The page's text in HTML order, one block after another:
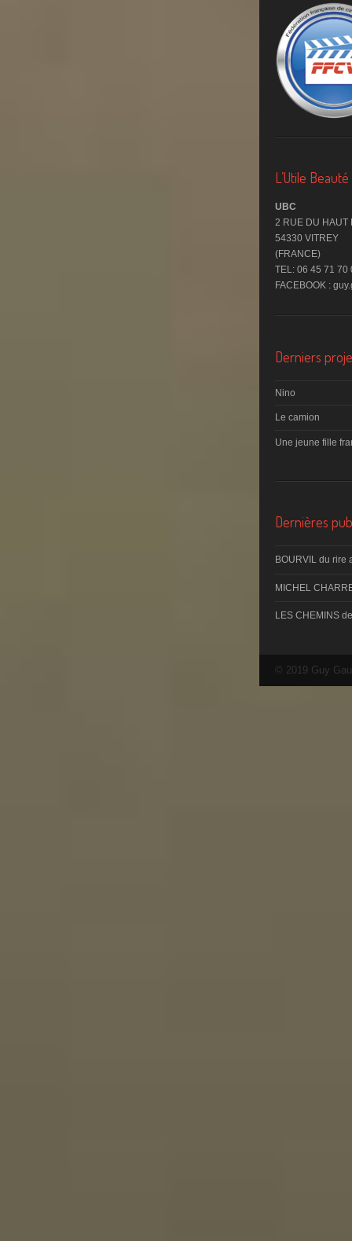
L’Utile
UBC
2 RUE DU HAUT
54330 VITREY
(FRANCE)
TEL: 06 45 71 70
FACEBOOK :
Derniers
Nino
Le camion
Une jeune fille
Dernières
BOURVIL du rire
MICHEL
LES CHEMINS
© 2019 Guy